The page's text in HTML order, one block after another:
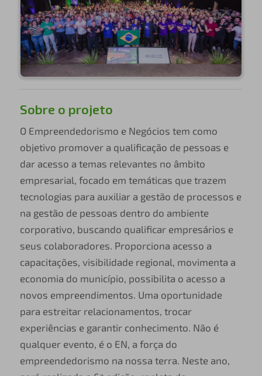
Sobre o projeto
O Empreendedorismo e Negócios tem como
objetivo promover a qualificação de pessoas e
dar acesso a temas relevantes no âmbito
empresarial, focado em temáticas que trazem
tecnologias para auxiliar a gestão de processos e
na gestão de pessoas dentro do ambiente
corporativo, buscando qualificar empresários e
seus colaboradores. Proporciona acesso a
capacitações, visibilidade regional, movimenta a
economia do município, possibilita o acesso a
novos empreendimentos. Uma oportunidade
para estreitar relacionamentos, trocar
experiências e garantir conhecimento. Não é
qualquer evento, é o EN, a força do
empreendedorismo na nossa terra. Neste ano,